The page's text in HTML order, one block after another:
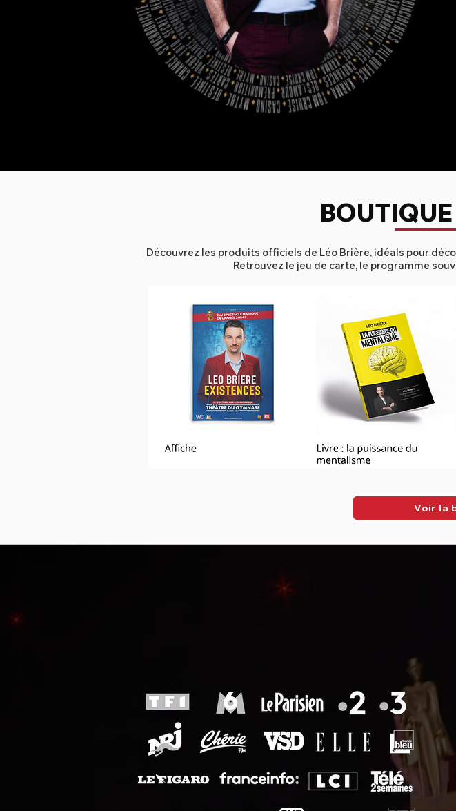
Découvrez les produits officiels de Léo Brière, idéals pour
Retrouvez le jeu de carte, le programme
Voir la